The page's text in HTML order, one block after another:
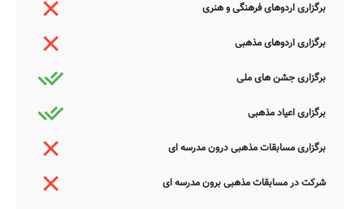
برگزاری اردوهای فرهنگی و هنری
برگزاری اردوهای مذهبی
برگزاری جشن های ملی
برگزاری اعیاد مذهبی
برگزاری مسابقات مذهبی درون مدرسه ای
شرکت در مسابقات مذهبی برون مدرسه ای